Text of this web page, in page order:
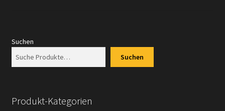
Suchen
Suchen
Produkt-Kategorien